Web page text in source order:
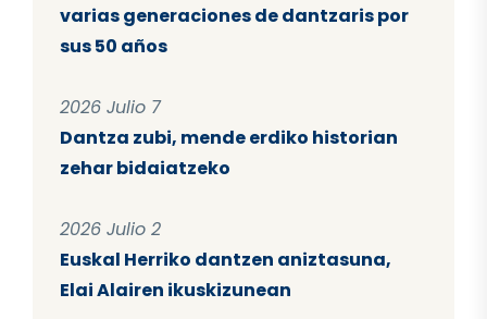
varias generaciones de dantzaris por
sus 50 años
2026 Julio 7
Dantza zubi, mende erdiko historian
zehar bidaiatzeko
2026 Julio 2
Euskal Herriko dantzen aniztasuna,
Elai Alairen ikuskizunean